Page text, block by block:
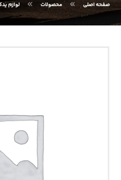
صفحه اصلی محصولات لوازم